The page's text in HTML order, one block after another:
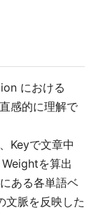
における
感的に理解で
Keyで文章中
を算出
ある各単語ベ
文脈を反映した